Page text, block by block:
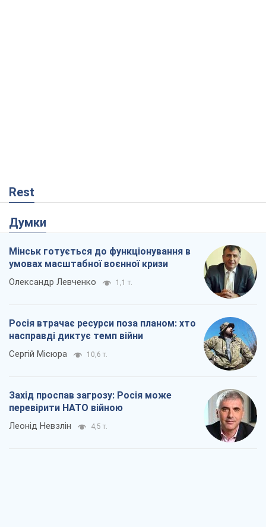
Rest
Думки
Мінськ готується до функціонування в
умовах масштабної воєнної кризи
Олександр Левченко 1,1 т.
Росія втрачає ресурси поза планом: хто
насправді диктує темп війни
Сергій Місюра 10,6 т.
Захід проспав загрозу: Росія може
перевірити НАТО війною
Леонід Невзлін 4,5 т.